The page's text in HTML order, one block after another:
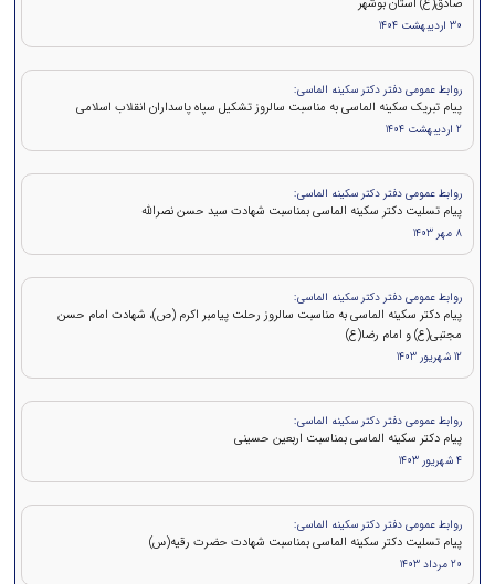
صادق(ع) استان بوشهر
30 اردیبهشت 1404
روابط عمومی دفتر دکتر سکینه الماسی:
پیام تبریک سکینه الماسی به مناسبت سالروز تشکیل سپاه پاسداران انقلاب اسلامی
2 اردیبهشت 1404
روابط عمومی دفتر دکتر سکینه الماسی:
پيام تسلیت دکتر سکینه الماسی بمناسبت شهادت سید حسن نصرالله
8 مهر 1403
روابط عمومی دفتر دکتر سکینه الماسی:
پیام دکتر سکینه الماسی به مناسبت سالروز رحلت پیامبر اکرم (ص)، شهادت امام حسن
مجتبی(ع) و امام رضا(ع)
12 شهریور 1403
روابط عمومی دفتر دکتر سکینه الماسی:
پیام دکتر سکینه الماسی بمناسبت اربعین حسینی
4 شهریور 1403
روابط عمومی دفتر دکتر سکینه الماسی:
پیام تسلیت دکتر سکینه الماسی بمناسبت شهادت حضرت رقیه(س)
20 مرداد 1403